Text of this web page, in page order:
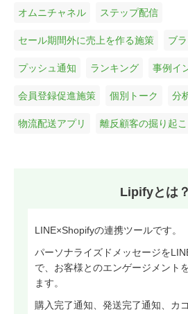
オムニチャネル ステップ配信
セール期間外に売上を作る施策 ブ
プッシュ通知 ランキング 事例イ
会員登録促進施策 個別トーク 分
物流配送アプリ 離反顧客の掘り起
Lipifyとは？
LINE×Shopifyの連携ツールです。
パーソナライズドメッセージを
で、お客様とのエンゲージメント
ます。
購入完了通知、発送完了通知、カ